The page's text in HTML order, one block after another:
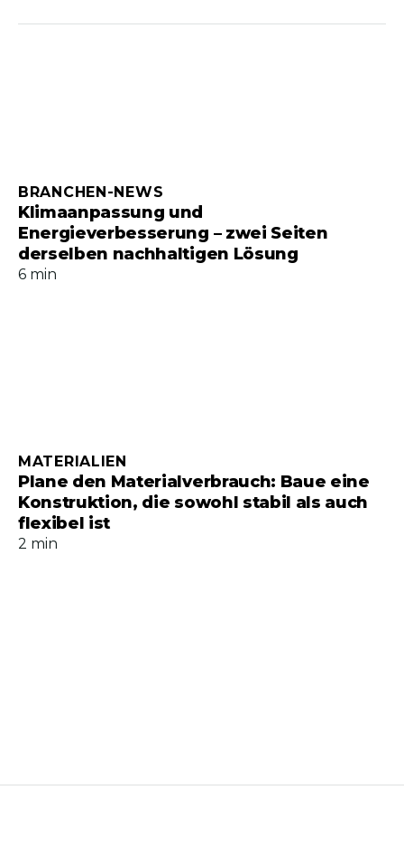
Klimaanpassung und
Energieverbesserung – zwei Seiten
derselben nachhaltigen Lösung
BRANCHEN-NEWS
6 min
Plane den Materialverbrauch: Baue eine
Konstruktion, die sowohl stabil als auch
flexibel ist
MATERIALIEN
2 min